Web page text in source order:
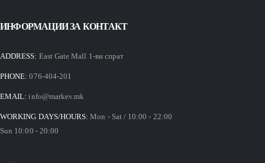
ИНФОРМАЦИИ ЗА КОНТАКТ
ADDRESS: East Gate Mall 1-ви спрат
PHONE: 076-404-201
EMAIL: info@markev.mk
WORKING DAYS/HOURS: Mon - Sat / 10:00 - 22:00
Sun 10:00 - 20:00